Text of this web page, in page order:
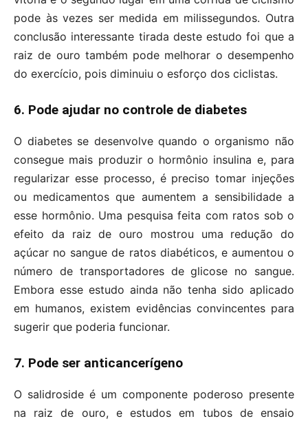
pode às vezes ser medida em milissegundos. Outra
conclusão interessante tirada deste estudo foi que a
raiz de ouro também pode melhorar o desempenho
do exercício, pois diminuiu o esforço dos ciclistas.
6. Pode ajudar no controle de diabetes
O diabetes se desenvolve quando o organismo não
consegue mais produzir o hormônio insulina e, para
regularizar esse processo, é preciso tomar injeções
ou medicamentos que aumentem a sensibilidade a
esse hormônio. Uma pesquisa feita com ratos sob o
efeito da raiz de ouro mostrou uma redução do
açúcar no sangue de ratos diabéticos, e aumentou o
número de transportadores de glicose no sangue.
Embora esse estudo ainda não tenha sido aplicado
em humanos, existem evidências convincentes para
sugerir que poderia funcionar.
7. Pode ser anticancerígeno
O salidroside é um componente poderoso presente
na raiz de ouro, e estudos em tubos de ensaio